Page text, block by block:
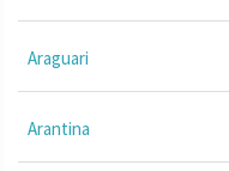
Araguari
Arantina